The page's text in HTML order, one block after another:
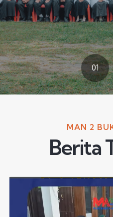
01
MAN 2
Berita